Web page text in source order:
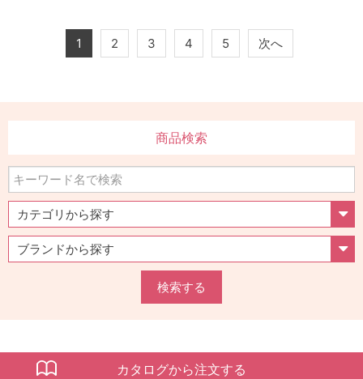
1 2 3 4 5 次へ
商品検索
検索する
カタログから注文する